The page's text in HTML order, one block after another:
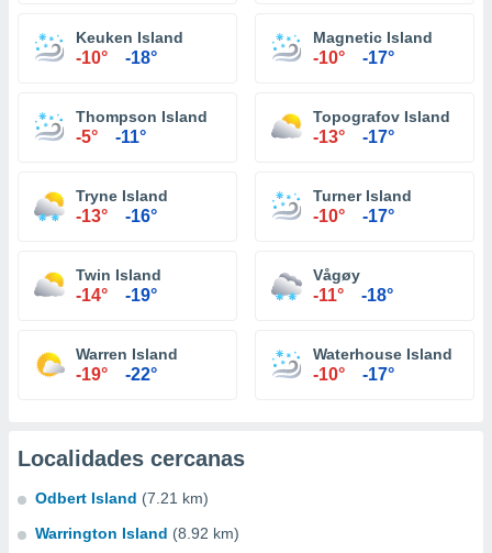
Keuken Island
-10° -18°
Magnetic Island
-10° -17°
Thompson Island
-5° -11°
Topografov Island
-13° -17°
Tryne Island
-13° -16°
Turner Island
-10° -17°
Twin Island
-14° -19°
Vågøy
-11° -18°
Warren Island
-19° -22°
Waterhouse Island
-10° -17°
Localidades cercanas
Odbert Island (7.21 km)
Warrington Island (8.92 km)